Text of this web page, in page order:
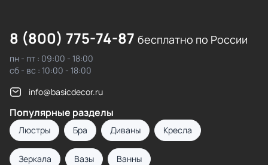
8 (800) 775-74-87 бесплатно по России
пн - пт : 09:00 - 18:00
сб - вс : 10:00 - 18:00
info@basicdecor.ru
Популярные разделы
Люстры Бра Диваны Кресла
Зеркала Вазы Ванны